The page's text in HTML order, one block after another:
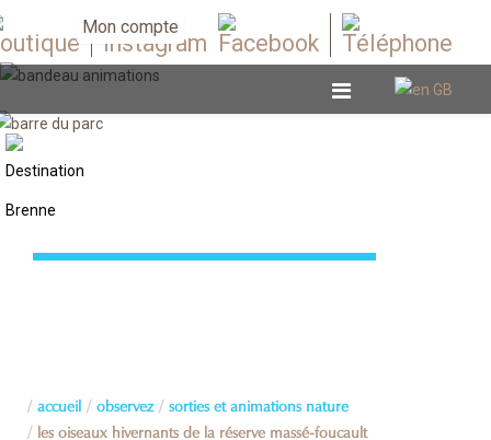
Mon compte
accueil observez sorties et animations nature
les oiseaux hivernants de la réserve massé-foucault